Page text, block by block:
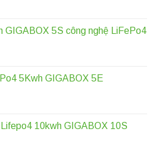
GIGABOX 5S công nghệ LiFePo4
5Kwh GIGABOX 5E
10kwh GIGABOX 10S